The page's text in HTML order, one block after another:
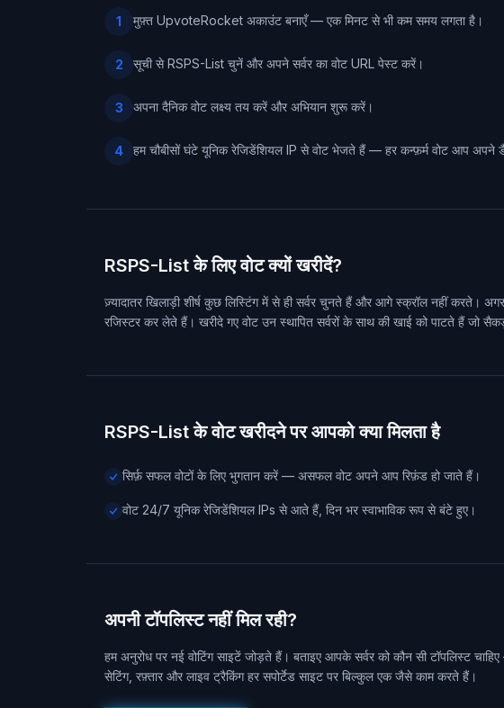
1 मुफ़्त UpvoteRocket अकाउंट बनाएँ — एक मिनट से भी कम समय लगता है।
2 सूची से RSPS-List चुनें और अपने सर्वर का वोट URL पेस्ट करें।
3 अपना दैनिक वोट लक्ष्य तय करें और अभियान शुरू करें।
4 हम चौबीसों घंटे यूनिक रेजिडेंशियल IP से वोट भेजते हैं — हर कन्फ़र्म वोट आप अपने
RSPS-List के लिए वोट क्यों खरीदें?
ज़्यादातर खिलाड़ी शीर्ष कुछ लिस्टिंग में से ही सर्वर चुनते हैं और आगे स्क्रॉल नहीं करते।
रजिस्टर कर लेते हैं। खरीदे गए वोट उन स्थापित सर्वरों के साथ की खाई को पाटते हैं जो
RSPS-List के वोट खरीदने पर आपको क्या मिलता है
सिर्फ़ सफल वोटों के लिए भुगतान करें — असफल वोट अपने आप रिफ़ंड हो जाते हैं।
वोट 24/7 यूनिक रेजिडेंशियल IPs से आते हैं, दिन भर स्वाभाविक रूप से बंटे हुए।
अपनी टॉपलिस्ट नहीं मिल रही?
हम अनुरोध पर नई वोटिंग साइटें जोड़ते हैं। बताइए आपके सर्वर को कौन सी टॉपलिस्ट
सेटिंग, रफ़्तार और लाइव ट्रैकिंग हर सपोर्टेड साइट पर बिल्कुल एक जैसे काम करते हैं।